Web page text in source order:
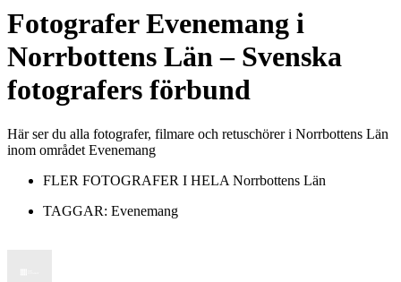
FotograferEvenemang i
Norrbottens Län– Svenska
fotografers förbund
Här ser du alla fotografer, filmare och retuschörer i Norrbottens Län
inom området Evenemang
FLER FOTOGRAFER I HELA Norrbottens Län
TAGGAR: Evenemang